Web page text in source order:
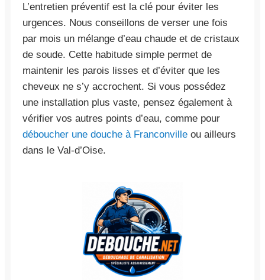
L’entretien préventif est la clé pour éviter les
urgences. Nous conseillons de verser une fois
par mois un mélange d’eau chaude et de cristaux
de soude. Cette habitude simple permet de
maintenir les parois lisses et d’éviter que les
cheveux ne s’y accrochent. Si vous possédez
une installation plus vaste, pensez également à
vérifier vos autres points d’eau, comme pour
déboucher une douche à Franconville ou ailleurs
dans le Val-d’Oise.